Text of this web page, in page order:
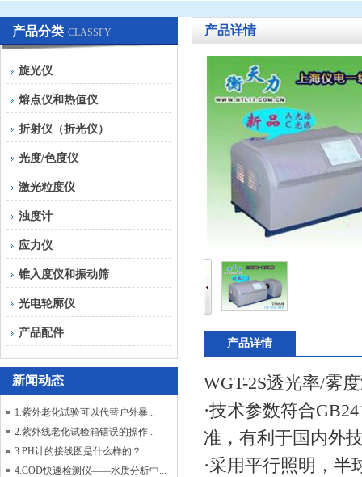
产品分类 CLASSFY
旋光仪
熔点仪和热值仪
折射仪（折光仪）
光度/色度仪
激光粒度仪
浊度计
应力仪
锥入度仪和振动筛
光电轮廓仪
产品配件
新闻动态
1.紫外老化试验可以代替户外暴...
2.紫外线老化试验箱错误的操作...
3.PH计的接线图是什么样的？
4.COD快速检测仪——水质分析中...
产品详情
产品详情
WGT-2S透光率/雾
·技术参数符合
准，有利于国内外
·采用平行照明，半